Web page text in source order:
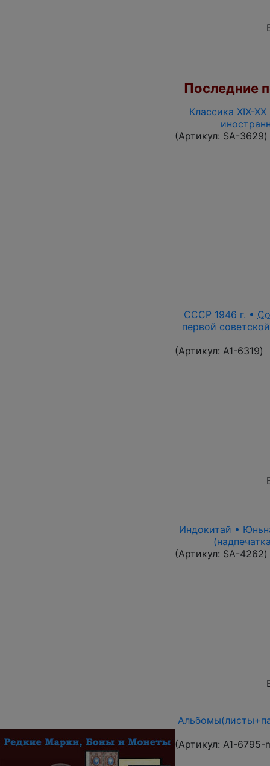
Последние
Классика XIX-
(Артикул: SA-3629)
СССР 1946 г. •
первой
(Артикул: A1-6319)
Индокитай •
(Артикул: SA-4262)
(Артикул: A1-6795-